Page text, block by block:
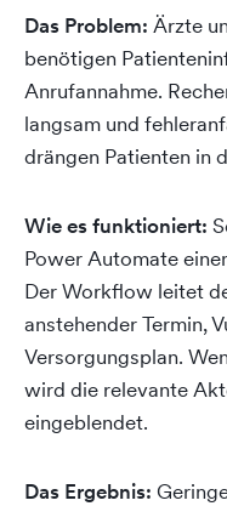
Das Problem: Ärzte
benötigen
Anrufannahme.
langsam und
drängen Patienten in
Wie es funktioniert:
Power Automate
Der Workflow leitet
anstehender Termin,
Versorgungsplan.
wird die relevante
eingeblendet.
Das Ergebnis: